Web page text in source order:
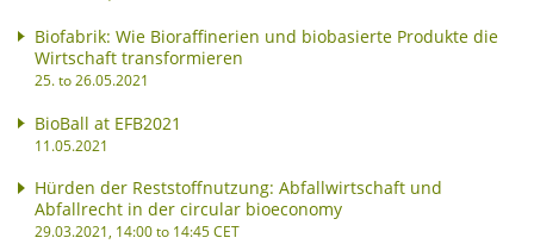
Biofabrik: Wie Bioraffinerien und biobasierte Produkte die
Wirtschaft transformieren
25. to 26.05.2021
BioBall at EFB2021
11.05.2021
Hürden der Reststoffnutzung: Abfallwirtschaft und
Abfallrecht in der circular bioeconomy
29.03.2021, 14:00 to 14:45 CET